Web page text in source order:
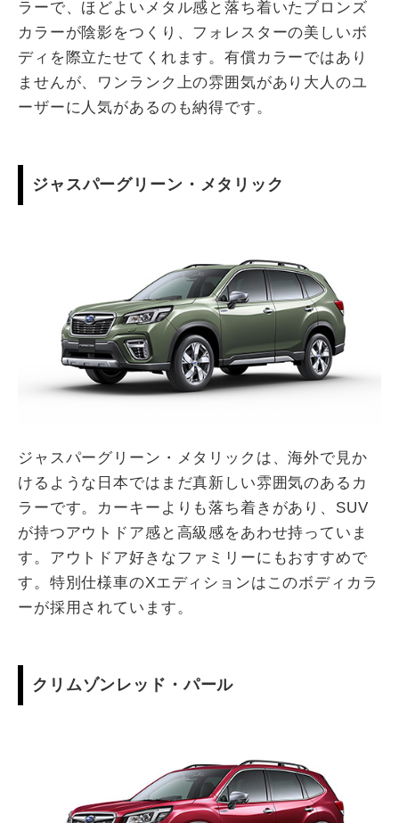
ラーで、ほどよいメタル感と落ち着いたブロンズ
カラーが陰影をつくり、フォレスターの美しいボ
ディを際立たせてくれます。有償カラーではあり
ませんが、ワンランク上の雰囲気があり大人のユ
ーザーに人気があるのも納得です。
ジャスパーグリーン・メタリック
ジャスパーグリーン・メタリックは、海外で見か
けるような日本ではまだ真新しい雰囲気のあるカ
ラーです。カーキーよりも落ち着きがあり、SUV
が持つアウトドア感と高級感をあわせ持っていま
す。アウトドア好きなファミリーにもおすすめで
す。特別仕様車のXエディションはこのボディカラ
ーが採用されています。
クリムゾンレッド・パール